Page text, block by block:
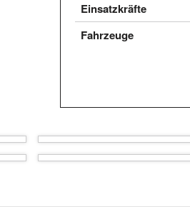
Einsatzkräfte
Fahrzeuge